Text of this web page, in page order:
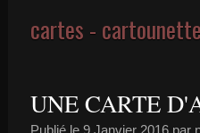
cartes -
UNE CARTE
Publié le 9 Janvier 2016 par